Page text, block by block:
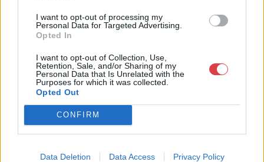
I want to opt-out of processing my
Personal Data for Targeted Advertising.
Opted In
I want to opt-out of Collection, Use,
Retention, Sale, and/or Sharing of my
Personal Data that Is Unrelated with the
Purposes for which it was collected.
Opted Out
CONFIRM
Data Deletion Data Access Privacy Policy
KAPCSOLÓDÓ MŰTÁRGYAK